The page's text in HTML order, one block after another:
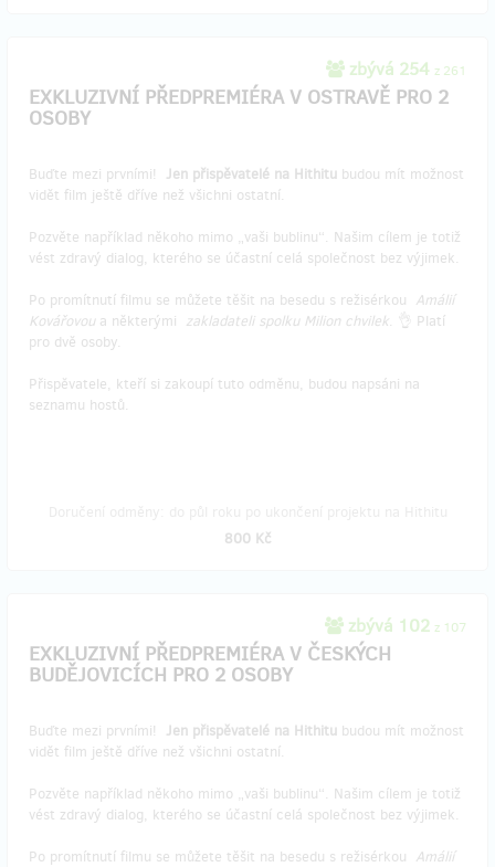
zbývá 254 z 261
EXKLUZIVNÍ PŘEDPREMIÉRA V OSTRAVĚ PRO 2
OSOBY
Buďte mezi prvními! Jen přispěvatelé na Hithitu budou mít možnost
vidět film ještě dříve než všichni ostatní.
Pozvěte například někoho mimo „vaši bublinu“. Našim cílem je totiž
vést zdravý dialog, kterého se účastní celá společnost bez výjimek.
Po promítnutí filmu se můžete těšit na besedu s režisérkou Amálií
Kovářovou a některými zakladateli spolku Milion chvilek. 👌 Platí
pro dvě osoby.
Přispěvatele, kteří si zakoupí tuto odměnu, budou napsáni na
seznamu hostů.
800 Kč
zbývá 102 z 107
EXKLUZIVNÍ PŘEDPREMIÉRA V ČESKÝCH
BUDĚJOVICÍCH PRO 2 OSOBY
Buďte mezi prvními! Jen přispěvatelé na Hithitu budou mít možnost
vidět film ještě dříve než všichni ostatní.
Pozvěte například někoho mimo „vaši bublinu“. Našim cílem je totiž
vést zdravý dialog, kterého se účastní celá společnost bez výjimek.
Po promítnutí filmu se můžete těšit na besedu s režisérkou Amálií